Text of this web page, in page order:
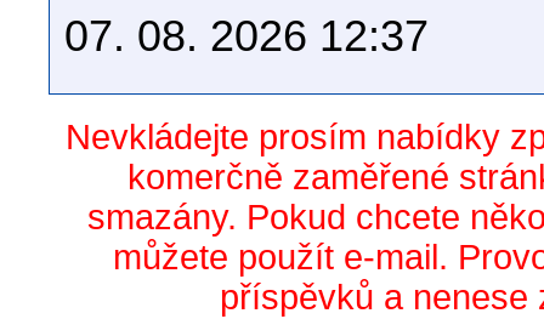
07. 08. 2026 12:37
Nevkládejte prosím nabídky
komerčně zaměřené
smazány. Pokud chcete
můžete použít e-mail.
příspěvků a nenese